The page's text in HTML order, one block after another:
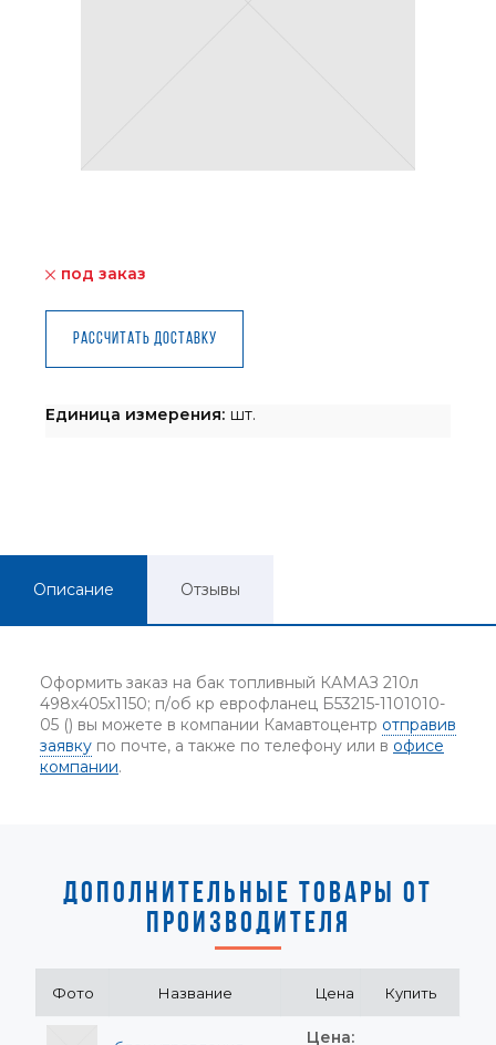
под заказ
Рассчитать доставку
Единица измерения: шт.
Описание Отзывы
Оформить заказ на бак топливный КАМАЗ 210л
498х405х1150; п/об кр еврофланец Б53215-1101010-
05 () вы можете в компании Камавтоцентр отправив
заявку по почте, а также по телефону или в офисе
компании.
ДОПОЛНИТЕЛЬНЫЕ ТОВАРЫ ОТ
ПРОИЗВОДИТЕЛЯ
Фото Название Цена Купить
Цена: